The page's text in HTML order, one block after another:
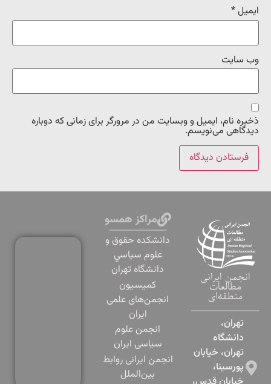
ایمیل*
وب‌ سایت
ذخیره نام، ایمیل و وبسایت من در مرورگر برای زمانی که دوباره
دیدگاهی می‌نویسم.
انجمن ایرانی
مطالعات
منطقه‌ای
تهران،
دانشگاه
تهران، خیابان
پورسینا،
مراکز همسو
دانشكده حقوق و
علوم سياسي
دانشگاه تهران
کمیسیون
انجمن‌های علمی
ایران
انجمن علوم
سیاسی ایران
انجمن ایرانی روابط
بین‌الملل